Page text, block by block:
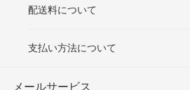
配送料について
支払い方法について
メールサービス